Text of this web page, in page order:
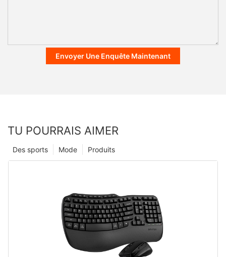
Envoyer Une Enquête Maintenant
TU POURRAIS AIMER
Produits
Mode
Des sports